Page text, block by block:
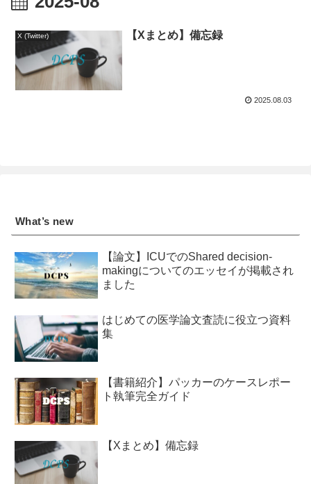
X (Twitter) 【Xまとめ】備忘録
2025.08.03
What’s new
【論文】ICUでのShared decision-
makingについてのエッセイが掲載され
ました
はじめての医学論文査読に役立つ資料
集
【書籍紹介】パッカーのケースレポー
ト執筆完全ガイド
【Xまとめ】備忘録